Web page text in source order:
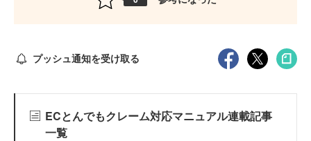
プッシュ通知を受け取る
ECとんでもクレーム対応マニュアル連載記事
一覧